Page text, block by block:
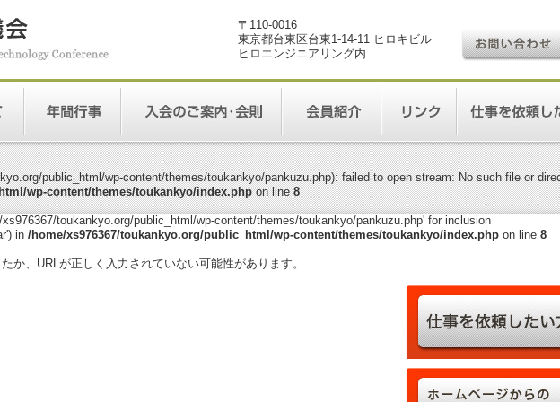
〒110-0016
東京都台東区台東1-14-11 ヒロキビル
ヒロエンジニアリング内
public_html/wp-content/themes/toukankyo/pankuzu.php): failed to open stream: No such file or
wp-content/themes/toukankyo/index.phpon line8
toukankyo.org/public_html/wp-content/themes/toukankyo/pankuzu.php' for inclusion
in /home/xs976367/toukankyo.org/public_html/wp-content/themes/toukankyo/index.phpon line 8
か、URLが正しく入力されていない可能性があります。